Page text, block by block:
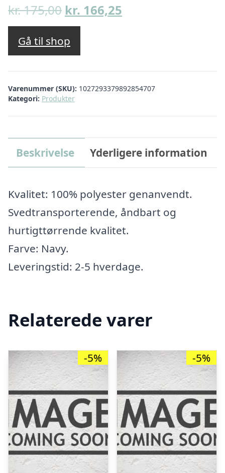
kr.175,00 Den
oprindelige
pris
var:
kr. 175,00.
kr. 166,25
kr. 166,25.
Gå til shop
Varenummer (SKU): 1027293379892854707
Kategori: Produkter
Beskrivelse Yderligere information
Kvalitet: 100% polyester genanvendt.
Svedtransporterende, åndbart og
hurtigttørrende kvalitet.
Farve: Navy.
Leveringstid: 2-5 hverdage.
Relaterede varer
-5% -5%